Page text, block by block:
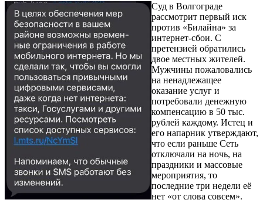
Суд в Волгограде
рассмотрит первый иск
против «Билайна» за
интернет-сбои. С
претензией обратились
двое местных жителей.
Мужчины пожаловались
на ненадлежащее
оказание услуг и
потребовали денежную
компенсацию в 50 тыс.
рублей каждому. Истец и
его напарник утверждают,
что если раньше Сеть
отключали на ночь, на
праздники и массовые
мероприятия, то
последние три недели её
нет «от слова совсем».